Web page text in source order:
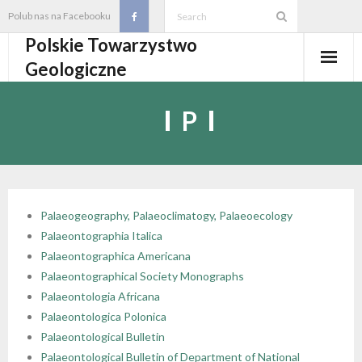
content
Polub nas na Facebooku
Polskie Towarzystwo
Geologiczne
- Historia
- Osobistości PTGeol
- Statut PTGeol i regulaminy
Oddziały, koła, sekcje
- - Oddział Gdański
- - Oddział Górnośląski
- - Sekcja Badań Strukturalnych i Geozagrożeń
- Core Logging School COLOS
Członkostwo
P
Palaeogeography, Palaeoclimatogy, Palaeoecology
Palaeontographia Italica
Palaeontographica Americana
Palaeontographical Society Monographs
Palaeontologia Africana
Palaeontologica Polonica
Palaeontological Bulletin
Palaeontological Bulletin of Department of National